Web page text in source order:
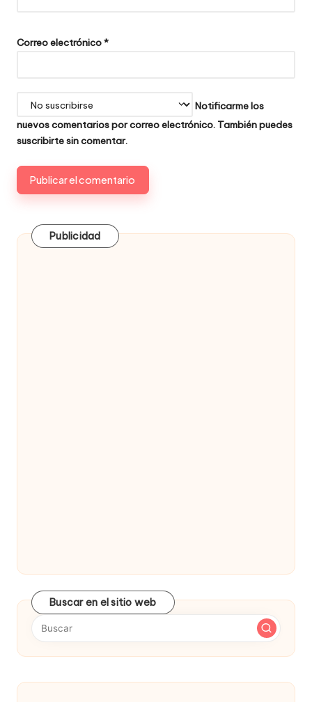
Correo electrónico*
Notificarme los
nuevos comentarios por correo electrónico. También puedes
suscribirtesin comentar.
Publicidad
Buscar en el sitio web